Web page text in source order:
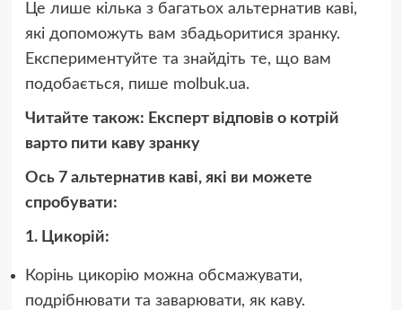
Це лише кілька з багатьох альтернатив каві,
які допоможуть вам збадьоритися зранку.
Експериментуйте та знайдіть те, що вам
подобається, пише molbuk.ua.
Читайте також: Експерт відповів о котрій
варто пити каву зранку
Ось 7 альтернатив каві, які ви можете
спробувати:
1. Цикорій:
Корінь цикорію можна обсмажувати,
подрібнювати та заварювати, як каву.